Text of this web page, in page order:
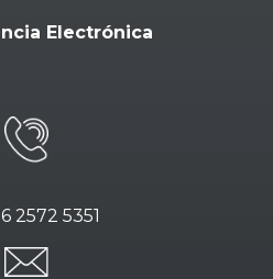
Electrónica
2572 5351